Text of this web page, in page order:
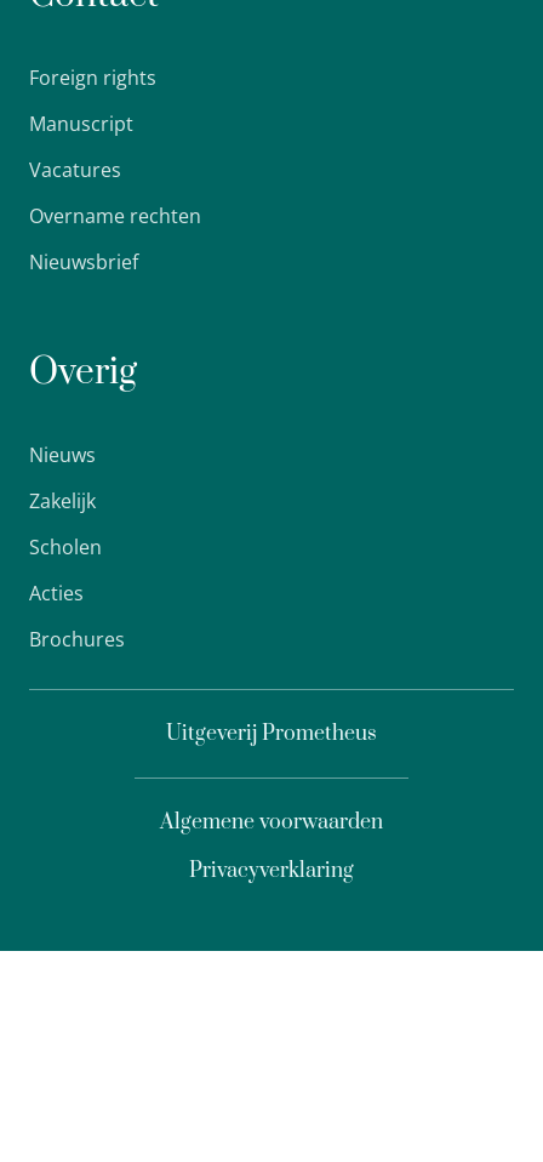
Foreign rights
Manuscript
Vacatures
Overname rechten
Nieuwsbrief
Overig
Nieuws
Zakelijk
Scholen
Acties
Brochures
Uitgeverij Prometheus
Privacyverklaring
Algemene voorwaarden